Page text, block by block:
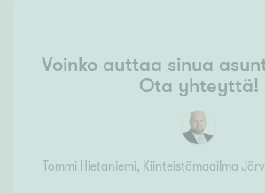
Voinko auttaa sinua
Ota yhteyttä!
Tommi Hietaniemi, Kiinteistömaailma